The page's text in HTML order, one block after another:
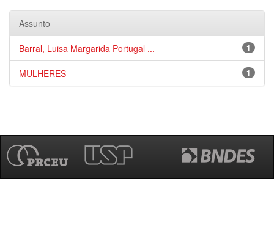
Assunto
1
Barral, Luisa Margarida Portugal ...
1
MULHERES